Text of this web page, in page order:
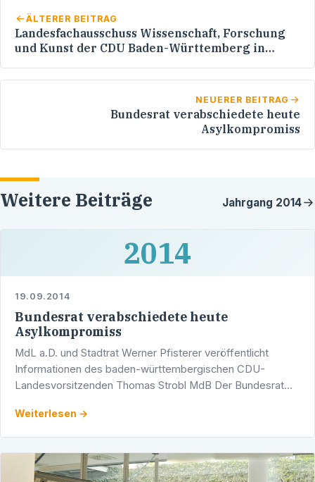
ÄLTERER BEITRAG
Landesfachausschuss Wissenschaft, Forschung
und Kunst der CDU Baden-Württemberg in
NEUERER BEITRAG
Bundesrat verabschiedete heute
Asylkompromiss
Weitere Beiträge Jahrgang 2014
2014
19.09.2014
Bundesrat verabschiedete heute
Asylkompromiss
MdL a.D. und Stadtrat Werner Pfisterer veröffentlicht
Informationen des baden-württembergischen CDU-
Landesvorsitzenden Thomas Strobl MdB Der Bundesrat
vor der …
Weiterlesen →